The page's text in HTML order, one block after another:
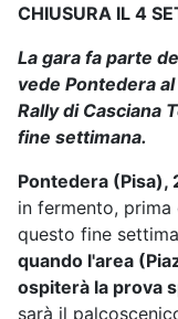
CHIUSURA IL 4
La gara fa parte
vede Pontedera
Rally di Casciana
fine settimana.
Pontedera (Pisa),
in fermento, prima
questo fine
quando l'area
ospiterà la prova
sarà il